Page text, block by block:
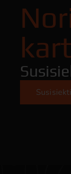
Susisiekti